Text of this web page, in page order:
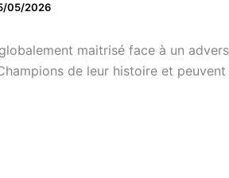
05/2026
maitrisé face à un
de leur histoire et